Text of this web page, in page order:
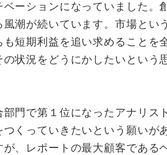
ーションになっていました
潮が続いています。市場と
短期利益を追い求めること
状況をどうにかしたいとい
門で第１位になったアナリス
くっていきたいという願い
、レポートの最大顧客である